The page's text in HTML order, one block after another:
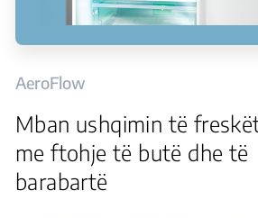
AeroFlow
Mban ushqimin të
me ftohje të butë dhe të
barabartë